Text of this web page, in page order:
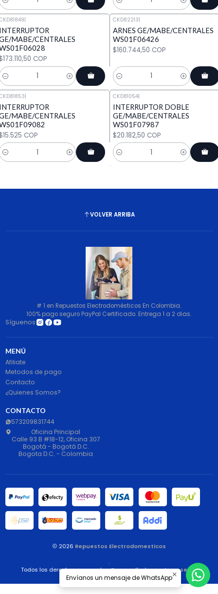
Cantidad
|
MABE/CENTRALES
COP
CKD82213|
ARNES GE/MABE/CENTRALES
WS01F06426
$160.744,50 COP
Cantidad
|
MABE/CENTRALES
COP
CKD81054|
INTERRUPTOR DOBLE
GE/MABE/CENTRALES
WS01F07987
$20.182,50 COP
Cantidad
VOLVER ARRIBA
# 1 en Repuestos Electrodomésticos En Colombia.
100% pago seguro PayPal Certificado. Entrega 1 a 2 dias.
Síguenos
MENÚ
Afiliate
Metodos de pago
Contacto
¿Quienes Somos?
CONTACTO
573209831744
Oficina Principal
Calle 93 B #18-12, Oficina 307
Bogotá - Bogotá D.C.
Bogota D.C. - Colombia
2026 Repuestos Electrodomesticos
.
Todos los derechos reservados.Desarrollado por Jumpseller.
Envíanos un mensaje de WhatsApp